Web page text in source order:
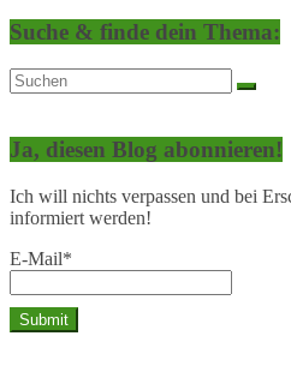
Suche & finde dein Thema:
Ja, diesen Blog abonnieren!
Ich will nichts verpassen und bei
informiert werden!
E-Mail*